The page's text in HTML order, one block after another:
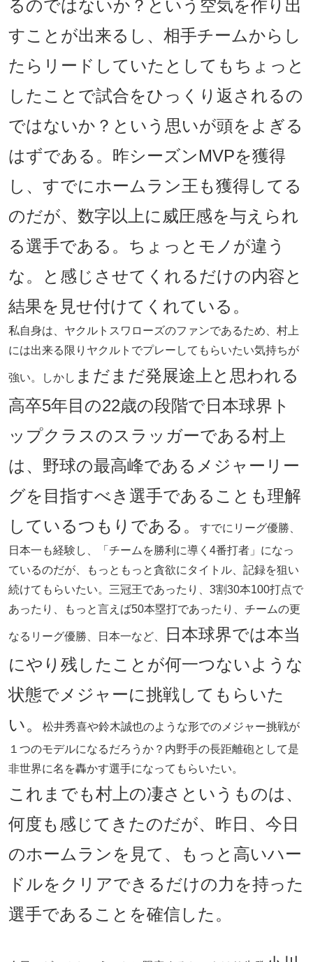
るのではないか？という空気を作り出
すことが出来るし、相手チームからし
たらリードしていたとしてもちょっと
したことで試合をひっくり返されるの
ではないか？という思いが頭をよぎる
はずである。昨シーズンMVPを獲得
し、すでにホームラン王も獲得してる
のだが、数字以上に威圧感を与えられ
る選手である。ちょっとモノが違う
な。と感じさせてくれるだけの内容と
結果を見せ付けてくれている。
私自身は、ヤクルトスワローズのファンであるため、村上
には出来る限りヤクルトでプレーしてもらいたい気持ちが
強い。しかし まだまだ発展途上と思われる
高卒5年目の22歳の段階で日本球界ト
ップクラスのスラッガーである村上
は、野球の最高峰であるメジャーリー
グを目指すべき選手であることも理解
しているつもりである。
すでにリーグ優勝、
日本一も経験し、「チームを勝利に導く4番打者」になっ
ているのだが、もっともっと貪欲にタイトル、記録を狙い
続けてもらいたい。三冠王であったり、3割30本100打点で
あったり、もっと言えば50本塁打であったり、チームの更
なるリーグ優勝、日本一など、
日本球界では本当
にやり残したことが何一つないような
状態でメジャーに挑戦してもらいた
い。
松井秀喜や鈴木誠也のような形でのメジャー挑戦が
１つのモデルになるだろうか？内野手の長距離砲として是
非世界に名を轟かす選手になってもらいたい。
これまでも村上の凄さというものは、
何度も感じてきたのだが、昨日、今日
のホームランを見て、もっと高いハー
ドルをクリアできるだけの力を持った
選手であることを確信した。